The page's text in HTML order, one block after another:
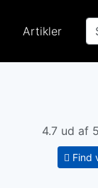
Søg park eller
Artikler
4.7 ud af
Find